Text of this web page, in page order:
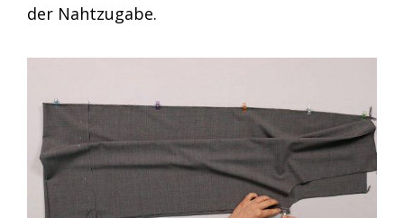
der Nahtzugabe.